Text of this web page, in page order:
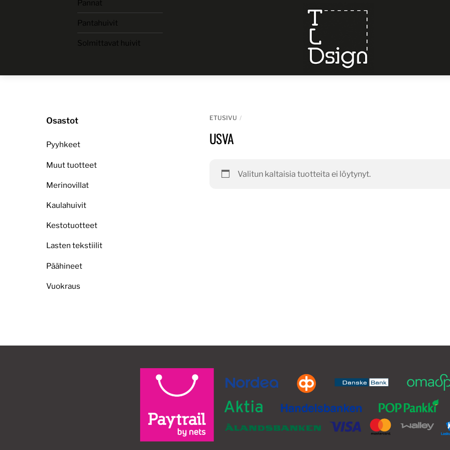
Pannat
Pantahuivit
Solmittavat huivit
ETUSIVU
USVA
Valitun kaltaisia tuotteita ei löytynyt.
Osastot
Pyyhkeet
Muut tuotteet
Merinovillat
Kaulahuivit
Kestotuotteet
Lasten tekstiilit
Päähineet
Vuokraus